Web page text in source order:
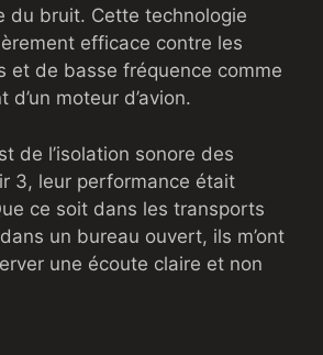
du bruit. Cette technologie
efficace contre les
et de basse fréquence comme
d’un moteur d’avion.
de l’isolation sonore des
3, leur performance était
ce soit dans les transports
un bureau ouvert, ils m’ont
une écoute claire et non